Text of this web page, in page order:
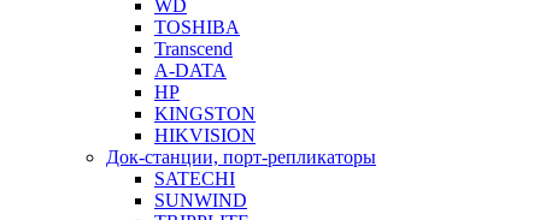
WD
TOSHIBA
Transcend
A-DATA
HP
KINGSTON
HIKVISION
Док-станции, порт-репликаторы
SATECHI
SUNWIND